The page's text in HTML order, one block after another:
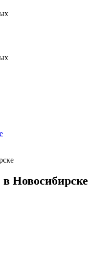
Новосибирске